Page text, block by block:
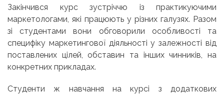
Закінчився курс зустріччю із практикуючими
маркетологами, які працюють у різних галузях. Разом
зі студентами вони обговорили особливості та
специфіку маркетингової діяльності у залежності від
поставлених цілей, обставин та інших чинників, на
конкретних прикладах.
Студенти ж навчання на курсі з додаткових